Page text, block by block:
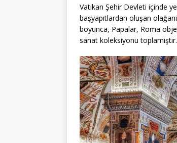
Vatikan Şehir Devleti içinde
başyapıtlardan oluşan
boyunca, Papalar, Roma
sanat koleksiyonu toplamıştır.